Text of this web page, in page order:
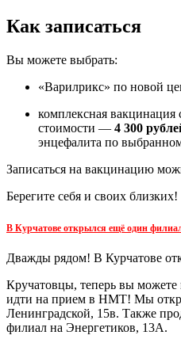
Как записаться
Вы можете выбрать:
«Варилрикс» по новой
комплексная
стоимости — 4 300
энцефалита по
Записаться на вакцинацию
Берегите себя и своих близких!
В Курчатове открылся ещё один
Дважды рядом! В Курчатове
Кручатовцы, теперь вы можете
идти на прием в НМТ! Мы
Ленинградской, 15в. Также
филиал на Энергетиков, 13А.